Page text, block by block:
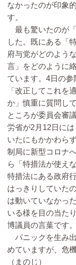
なかったのが印象
す。
最も驚いたのが
した。既にある「
府与党がどのよう
言」をどのように
ています。4日の
「改正してこれを
か」慎重に質問し
ところが委員会審
労省が2月12日に
いたにもかかわら
制局に新型コロナ
ら「特措法が使え
特措法にある政府
はっきりしていた
は動いていなかっ
いる様を目の当た
博議員の言葉です。
パニックを生み
めていますが、危
（まのじ）